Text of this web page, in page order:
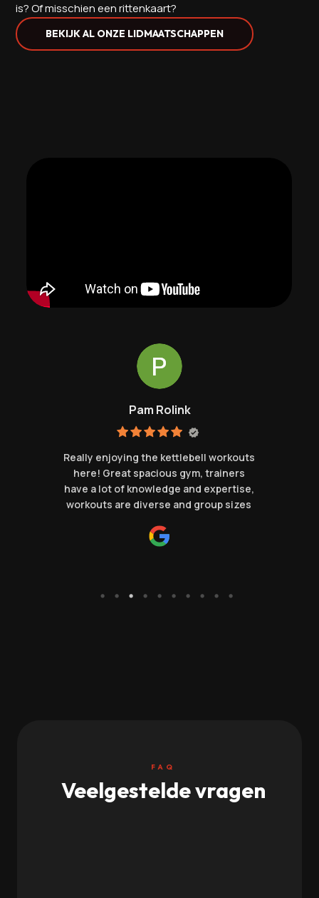
is? Of misschien een rittenkaart?
BEKIJK AL ONZE LIDMAATSCHAPPEN
Pam Rolink
Really enjoying the kettlebell workouts
here! Great spacious gym, trainers
have a lot of knowledge and expertise,
workouts are diverse and group sizes
recommend their classes also if you
FAQ
Veelgestelde vragen